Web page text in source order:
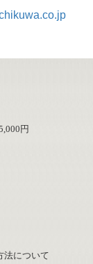
円
法について